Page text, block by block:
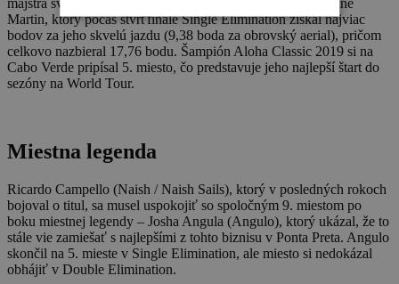
majstra sveta po skvelom začiatku sezóny. Tak ako aj Antoine
Martin, ktorý počas štvrťfinále Single Elimination získal najviac
bodov za jeho skvelú jazdu (9,38 boda za obrovský aerial), pričom
celkovo nazbieral 17,76 bodu. Šampión Aloha Classic 2019 si na
Cabo Verde pripísal 5. miesto, čo predstavuje jeho najlepší štart do
sezóny na World Tour.
Miestna legenda
Ricardo Campello (Naish / Naish Sails), ktorý v posledných rokoch
bojoval o titul, sa musel uspokojiť so spoločným 9. miestom po
boku miestnej legendy – Josha Angula (Angulo), ktorý ukázal, že to
stále vie zamiešať s najlepšími z tohto biznisu v Ponta Preta. Angulo
skončil na 5. mieste v Single Elimination, ale miesto si nedokázal
obhájiť v Double Elimination.